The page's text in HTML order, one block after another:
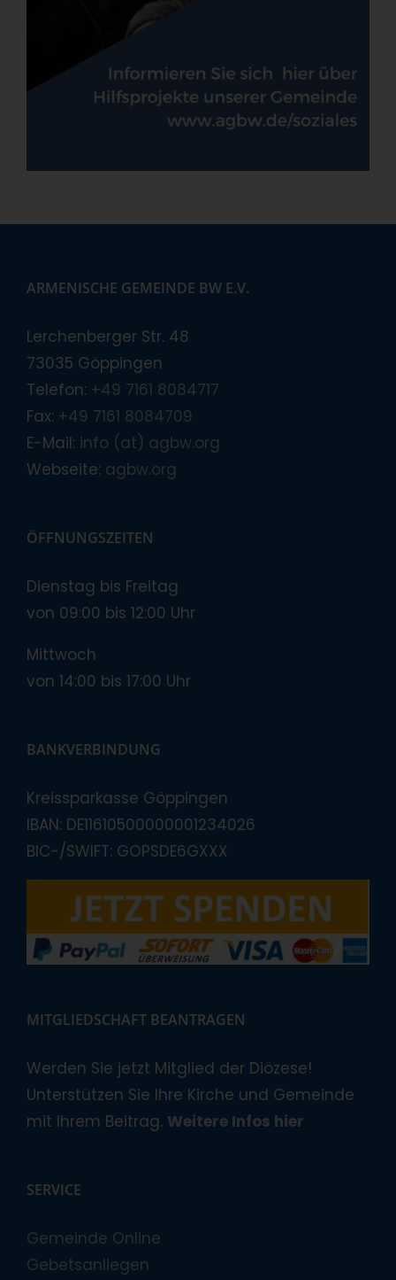
ARMENISCHE GEMEINDE BW E.V.
Lerchenberger Str. 48
73035 Göppingen
Telefon: +49 7161 8084717
Fax: +49 7161 8084709
E-Mail: info (at) agbw.org
Webseite: agbw.org
ÖFFNUNGSZEITEN
Dienstag bis Freitag
von 09:00 bis 12:00 Uhr
Mittwoch
von 14:00 bis 17:00 Uhr
BANKVERBINDUNG
Kreissparkasse Göppingen
IBAN: DE11610500000001234026
BIC-/SWIFT: GOPSDE6GXXX
MITGLIEDSCHAFT BEANTRAGEN
Werden Sie jetzt Mitglied der Diözese!
Unterstützen Sie Ihre Kirche und Gemeinde
mit Ihrem Beitrag. Weitere Infos hier
SERVICE
Gemeinde Online
Gebetsanliegen